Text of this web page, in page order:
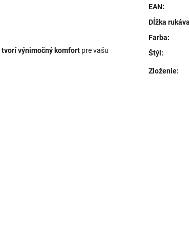
tvorí výnimočný komfort pre vašu
EAN:
Dĺžka
Farba:
Štýl:
Zloženie: